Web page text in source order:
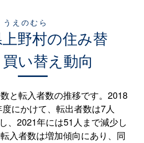
上野村
うえのむら
の住み替
い替え動向
と転入者数の推移です。2018
にかけて、転出者数は7人
、2021年には51人まで減少し
入者数は増加傾向にあり、同